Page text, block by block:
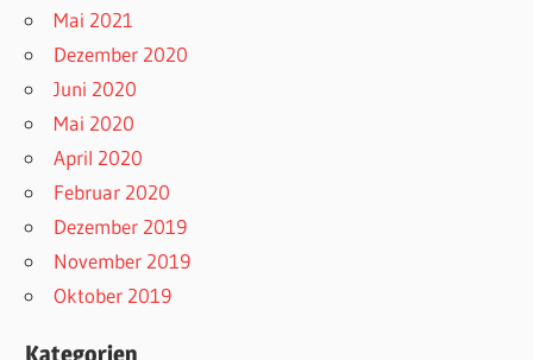
Mai 2021
Dezember 2020
Juni 2020
Mai 2020
April 2020
Februar 2020
Dezember 2019
November 2019
Oktober 2019